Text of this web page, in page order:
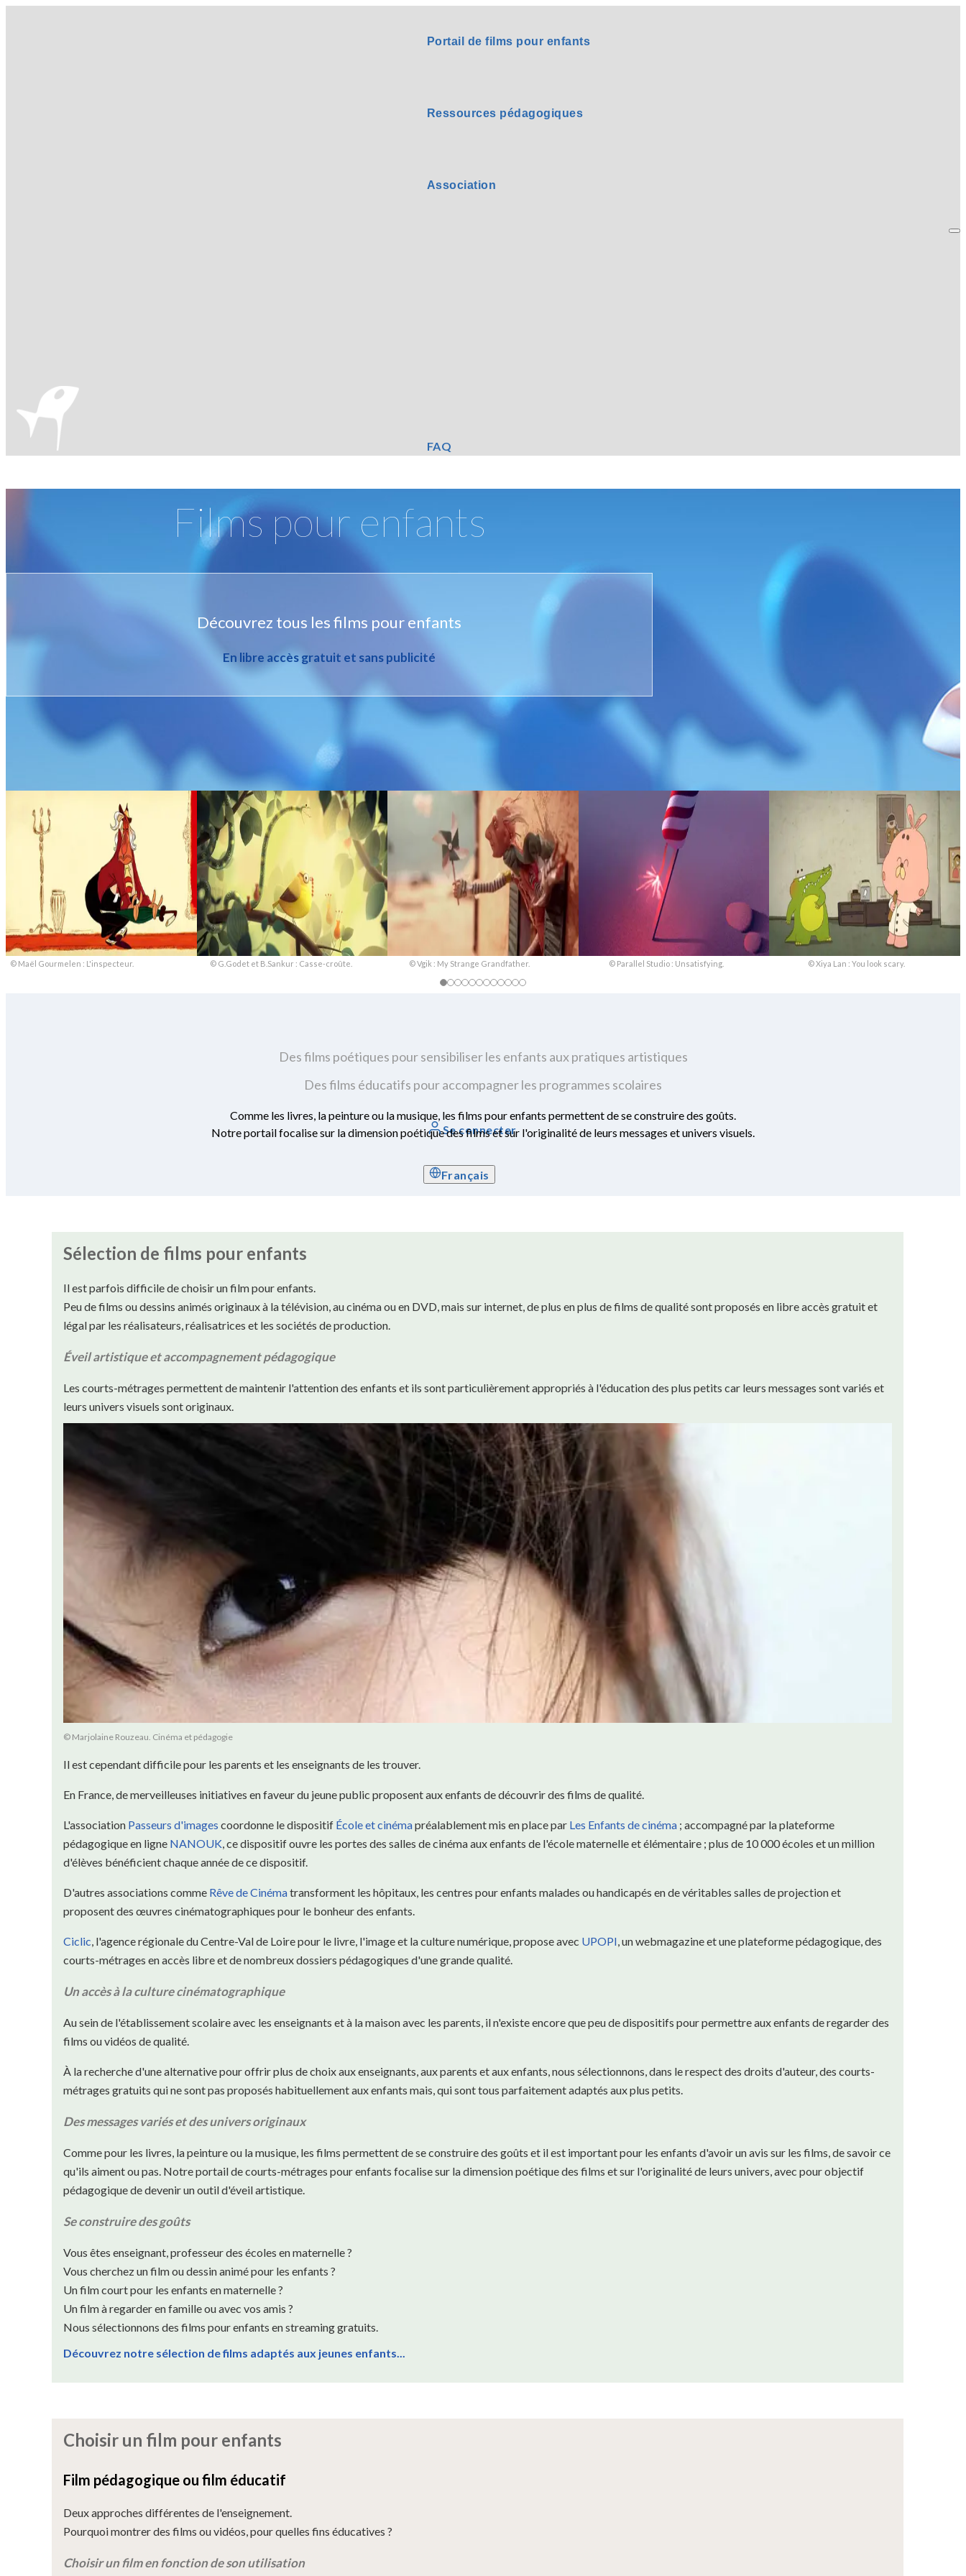
Portail de films pour enfants
Ressources pédagogiques
Association
FAQ
Faire un don
Se connecter
Français
Films pour enfants
Découvrez tous les films pour enfants
En libre accès gratuit et sans publicité
© Maël Gourmelen : L'inspecteur. © G.Godet et B.Sankur : Casse-croûte. © Vgik : My Strange Grandfather. © Parallel Studio : Unsatisfying. © Xiya Lan : You look scary.
Des films poétiques pour sensibiliser les enfants aux pratiques artistiques
Des films éducatifs pour accompagner les programmes scolaires
Comme les livres, la peinture ou la musique, les films pour enfants permettent de se construire des goûts.
Notre portail focalise sur la dimension poétique des films et sur l'originalité de leurs messages et univers visuels.
Sélection de films pour enfants
Il est parfois difficile de choisir un film pour enfants.
Peu de films ou dessins animés originaux à la télévision, au cinéma ou en DVD, mais sur internet, de plus en plus de films de qualité sont proposés en libre accès gratuit et
légal par les réalisateurs, réalisatrices et les sociétés de production.
Éveil artistique et accompagnement pédagogique
Les courts-métrages permettent de maintenir l'attention des enfants et ils sont particulièrement appropriés à l'éducation des plus petits car leurs messages sont variés et
leurs univers visuels sont originaux.
© Marjolaine Rouzeau. Cinéma et pédagogie
Il est cependant difficile pour les parents et les enseignants de les trouver.
En France, de merveilleuses initiatives en faveur du jeune public proposent aux enfants de découvrir des films de qualité.
L'association Passeurs d'images coordonne le dispositif École et cinémapréalablement mis en place par Les Enfants de cinéma ; accompagné par la plateforme
pédagogique en ligne NANOUK , ce dispositif ouvre les portes des salles de cinéma aux enfants de l'école maternelle et élémentaire ; plus de 10 000 écoles et un million
d'élèves bénéficient chaque année de ce dispositif.
D'autres associations comme Rêve de Cinématransforment les hôpitaux, les centres pour enfants malades ou handicapés en de véritables salles de projection et
proposent des œuvres cinématographiques pour le bonheur des enfants.
Ciclic , l'agence régionale du Centre-Val de Loire pour le livre, l'image et la culture numérique, propose avec UPOPI , un webmagazine et une plateforme pédagogique, des
courts-métrages en accès libre et de nombreux dossiers pédagogiques d'une grande qualité.
Un accès à la culture cinématographique
Au sein de l'établissement scolaire avec les enseignants et à la maison avec les parents, il n'existe encore que peu de dispositifs pour permettre aux enfants de regarder des
films ou vidéos de qualité.
À la recherche d'une alternative pour offrir plus de choix aux enseignants, aux parents et aux enfants, nous sélectionnons, dans le respect des droits d'auteur, des courts-
métrages gratuits qui ne sont pas proposés habituellement aux enfants mais, qui sont tous parfaitement adaptés aux plus petits.
Des messages variés et des univers originaux
Comme pour les livres, la peinture ou la musique, les films permettent de se construire des goûts et il est important pour les enfants d'avoir un avis sur les films, de savoir ce
qu'ils aiment ou pas. Notre portail de courts-métrages pour enfants focalise sur la dimension poétique des films et sur l'originalité de leurs univers, avec pour objectif
pédagogique de devenir un outil d'éveil artistique.
Se construire des goûts
Vous êtes enseignant, professeur des écoles en maternelle ?
Vous cherchez un film ou dessin animé pour les enfants ?
Un film court pour les enfants en maternelle ?
Un film à regarder en famille ou avec vos amis ?
Nous sélectionnons des films pour enfants en streaming gratuits.
Découvrez notre sélection de films adaptés aux jeunes enfants...
Choisir un film pour enfants
Film pédagogique ou film éducatif
Deux approches différentes de l'enseignement.
Pourquoi montrer des films ou vidéos, pour quelles fins éducatives ?
Choisir un film en fonction de son utilisation